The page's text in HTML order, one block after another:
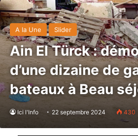
A la Une Slider
Ain El Türck :
d’une dizaine de
bateaux à Beau
Ici l'Info 22 septembre 2024 430